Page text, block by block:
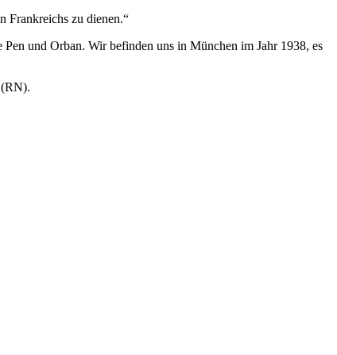
Frankreichs zu dienen.“
und Orban. Wir befinden uns in München im Jahr 1938, es